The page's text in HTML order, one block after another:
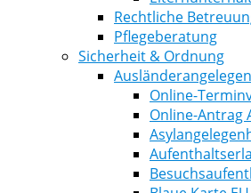
Rechtliche
Pflegeberatung
Sicherheit & Ordnung
Online-
Online-Antrag